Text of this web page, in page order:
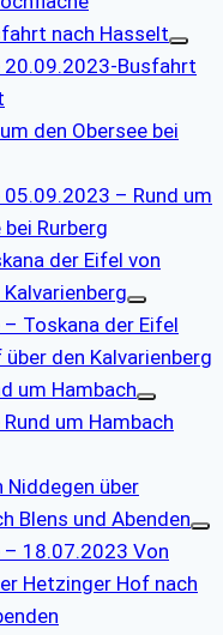
nach Hasselt
20.09.2023-Busfahrt
den Obersee bei
– Rund um
Rurberg
der Eifel von
Toskana der Eifel
den Kalvarienberg
um Hambach
um Hambach
über
Blens und Abenden
– 18.07.2023 Von
Hetzinger Hof nach